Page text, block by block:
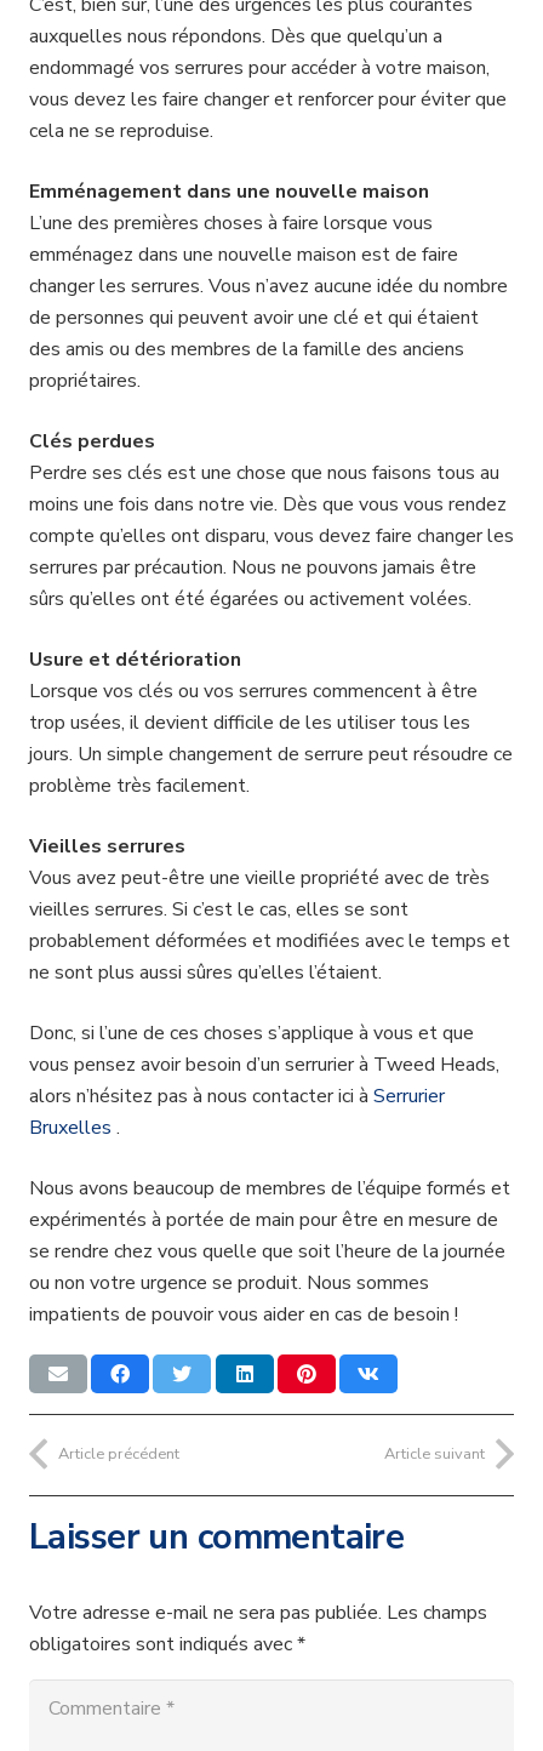
auxquelles nous répondons. Dès que quelqu’un a
endommagé vos serrures pour accéder à votre maison,
vous devez les faire changer et renforcer pour éviter que
cela ne se reproduise.
Emménagement dans une nouvelle maison
L’une des premières choses à faire lorsque vous
emménagez dans une nouvelle maison est de faire
changer les serrures. Vous n’avez aucune idée du nombre
de personnes qui peuvent avoir une clé et qui étaient
des amis ou des membres de la famille des anciens
propriétaires.
Clés perdues
Perdre ses clés est une chose que nous faisons tous au
moins une fois dans notre vie. Dès que vous vous rendez
compte qu’elles ont disparu, vous devez faire changer les
serrures par précaution. Nous ne pouvons jamais être
sûrs qu’elles ont été égarées ou activement volées.
Usure et détérioration
Lorsque vos clés ou vos serrures commencent à être
trop usées, il devient difficile de les utiliser tous les
jours. Un simple changement de serrure peut résoudre ce
problème très facilement.
Vieilles serrures
Vous avez peut-être une vieille propriété avec de très
vieilles serrures. Si c’est le cas, elles se sont
probablement déformées et modifiées avec le temps et
ne sont plus aussi sûres qu’elles l’étaient.
Donc, si l’une de ces choses s’applique à vous et que
vous pensez avoir besoin d’un serrurier à Tweed Heads,
alors n’hésitez pas à nous contacter ici à Serrurier
Bruxelles .
Nous avons beaucoup de membres de l’équipe formés et
expérimentés à portée de main pour être en mesure de
se rendre chez vous quelle que soit l’heure de la journée
ou non votre urgence se produit. Nous sommes
impatients de pouvoir vous aider en cas de besoin !
Article précédent Article suivant
Laisser un commentaire
Votre adresse e-mail ne sera pas publiée. Les champs
obligatoires sont indiqués avec*